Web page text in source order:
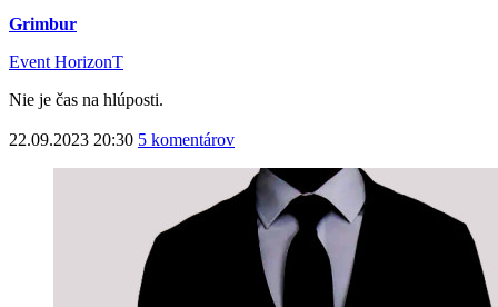
Grimbur
Event HorizonT
Nie je čas na hlúposti.
22.09.2023 20:30 5 komentárov